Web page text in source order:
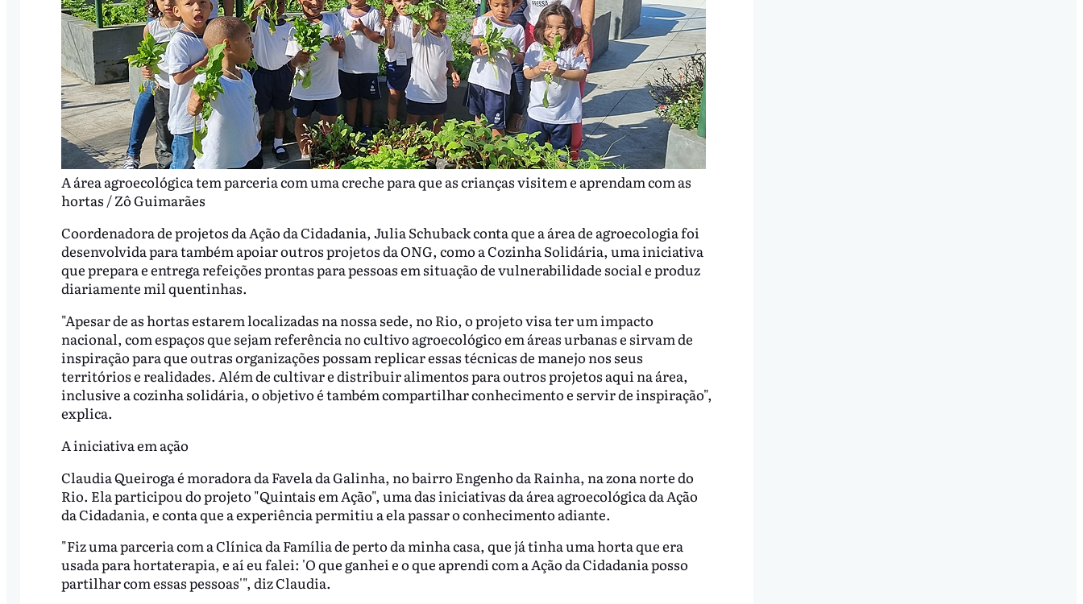
A área agroecológica tem parceria com uma creche para que as crianças visitem e aprendam com as
hortas / Zô Guimarães
Coordenadora de projetos da Ação da Cidadania, Julia Schuback conta que a área de agroecologia foi
desenvolvida para também apoiar outros projetos da ONG, como a Cozinha Solidária, uma iniciativa
que prepara e entrega refeições prontas para pessoas em situação de vulnerabilidade social e produz
diariamente mil quentinhas.
"Apesar de as hortas estarem localizadas na nossa sede, no Rio, o projeto visa ter um impacto
nacional, com espaços que sejam referência no cultivo agroecológico em áreas urbanas e sirvam de
inspiração para que outras organizações possam replicar essas técnicas de manejo nos seus
territórios e realidades. Além de cultivar e distribuir alimentos para outros projetos aqui na área,
inclusive a cozinha solidária, o objetivo é também compartilhar conhecimento e servir de inspiração",
explica.
A iniciativa em ação
Claudia Queiroga é moradora da Favela da Galinha, no bairro Engenho da Rainha, na zona norte do
Rio. Ela participou do projeto "Quintais em Ação", uma das iniciativas da área agroecológica da Ação
da Cidadania, e conta que a experiência permitiu a ela passar o conhecimento adiante.
"Fiz uma parceria com a Clínica da Família de perto da minha casa, que já tinha uma horta que era
usada para hortaterapia, e aí eu falei: 'O que ganhei e o que aprendi com a Ação da Cidadania posso
partilhar com essas pessoas'", diz Claudia.